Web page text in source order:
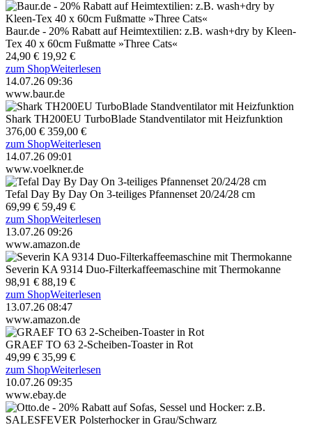
Baur.de - 20% Rabatt auf Heimtextilien: z.B. wash+dry by Kleen-
Tex 40 x 60cm Fußmatte »Three Cats«
24,90 € 19,92 €
zum ShopWeiterlesen
14.07.26 09:36
www.baur.de
Shark TH200EU TurboBlade Standventilator mit Heizfunktion
376,00 € 359,00 €
zum ShopWeiterlesen
14.07.26 09:01
www.voelkner.de
Tefal Day By Day On 3-teiliges Pfannenset 20/24/28 cm
69,99 € 59,49 €
zum ShopWeiterlesen
13.07.26 09:26
www.amazon.de
Severin KA 9314 Duo-Filterkaffeemaschine mit Thermokanne
98,91 € 88,19 €
zum ShopWeiterlesen
13.07.26 08:47
www.amazon.de
GRAEF TO 63 2-Scheiben-Toaster in Rot
49,99 € 35,99 €
zum ShopWeiterlesen
10.07.26 09:35
www.ebay.de